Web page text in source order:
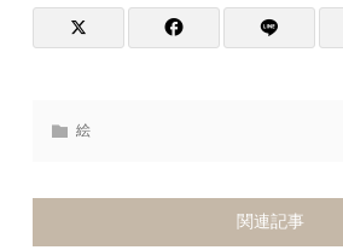
絵
関連記事